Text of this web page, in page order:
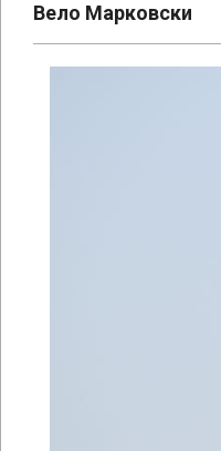
Вело Марковски